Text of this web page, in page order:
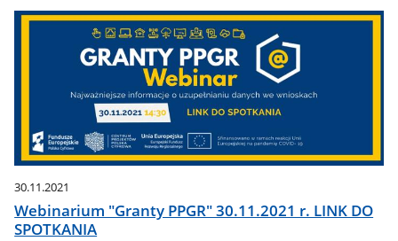
30.11.2021
Webinarium "Granty PPGR" 30.11.2021 r. LINK DO
SPOTKANIA